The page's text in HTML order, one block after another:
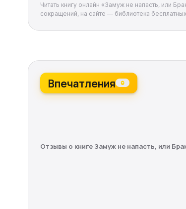
Читать книгу онлайн «Замуж не напасть, или
сокращений, на сайте — библиотека
Впечатления 0
Отзывы о книге Замуж не напасть, или